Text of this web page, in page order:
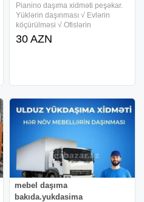
Pianino daşıma xidməti peşəkar.
Yüklərin daşınması √ Evlərin
köçürülməsi √ Ofislərin
köçürülməsi √ Anbarların
köçürülməsi √ Mebellərin Sökülüb
30 AZN
mebel daşıma
bakıda.yukdasima